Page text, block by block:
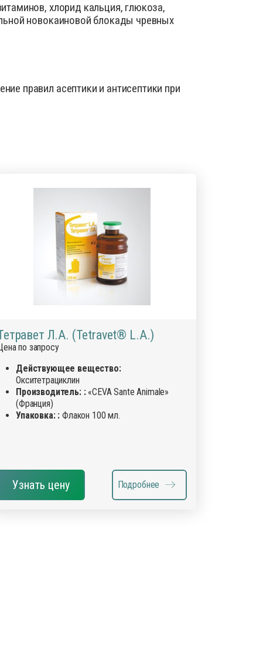
хлорид кальция, глюкоза,
новокаиновой блокады чревных
правил асептики и антисептики при
Л.А. (Tetravet® L.A.)
по запросу
Действующее вещество:
Окситетрациклин
Производитель: :«CEVA Sante Animale»
(Франция)
Упаковка: : Флакон 100 мл.
Узнать цену Подробнее